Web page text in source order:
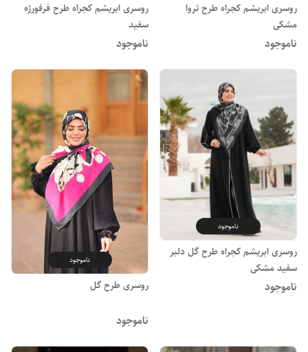
روسری ابریشم کجراه طرح تروا
مشکی
ناموجود
روسری ابریشم کجراه طرح فرفورژه
سفید
ناموجود
ناموجود
روسری ابریشم کجراه طرح گل دلبر
سفید مشکی
ناموجود
ناموجود
روسری طرح گل
ناموجود